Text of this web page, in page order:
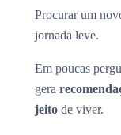
Procurar um
jornada leve.
Em poucas
gera
jeito de viver.